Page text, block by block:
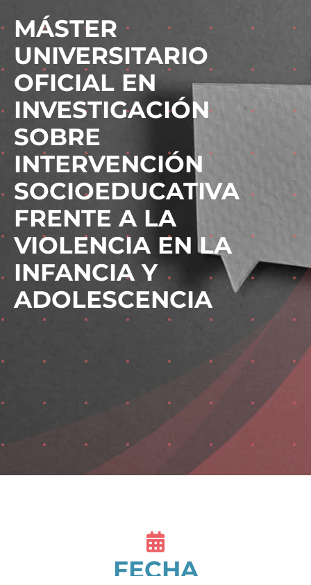
MÁSTER
UNIVERSITARIO
OFICIAL EN
INVESTIGACIÓN
SOBRE
INTERVENCIÓN
SOCIOEDUCATIVA
FRENTE A LA
VIOLENCIA EN LA
INFANCIA Y
ADOLESCENCIA
FECHA